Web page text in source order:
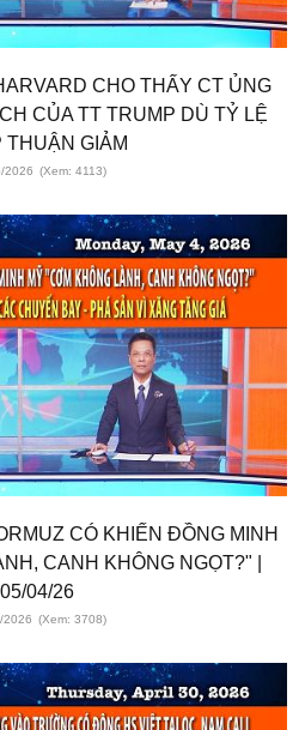
CHO THẤY CT ỦNG
CỦA TT TRUMP DÙ TỶ LỆ
THUẬN GIẢM
2026 (Xem: 4113)
CÓ KHIẾN ĐỒNG MINH
CANH KHÔNG NGỌT?" |
05/04/26
2026 (Xem: 3708)